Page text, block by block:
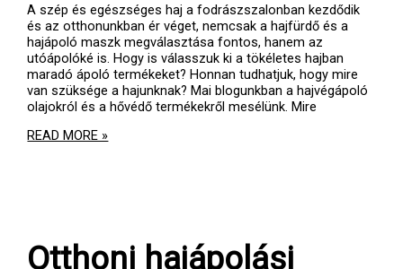
A szép és egészséges haj a fodrászszalonban kezdődik
és az otthonunkban ér véget, nemcsak a hajfürdő és a
hajápoló maszk megválasztása fontos, hanem az
utóápolóké is. Hogy is válasszuk ki a tökéletes hajban
maradó ápoló termékeket? Honnan tudhatjuk, hogy mire
van szüksége a hajunknak? Mai blogunkban a hajvégápoló
olajokról és a hővédő termékekről mesélünk. Mire
HAJVÉGÁPOLÓ
READ MORE »
Otthoni hajápolási